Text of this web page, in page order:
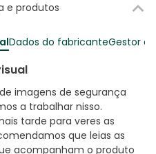
e produtos
Dados do fabricanteGestor
imagens de segurança
a trabalhar nisso.
tarde para veres as
que leias as
acompanham o produto